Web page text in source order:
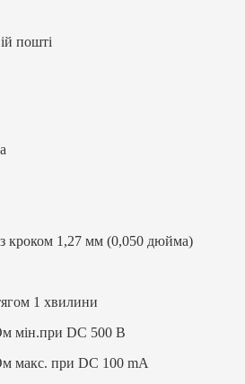
пошті
кроком 1,27 мм (0,050 дюйма)
1 хвилини
мін.при DC 500 В
макс. при DC 100 mA